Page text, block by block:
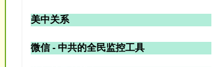
美中关系
微信 - 中共的全民监控工具